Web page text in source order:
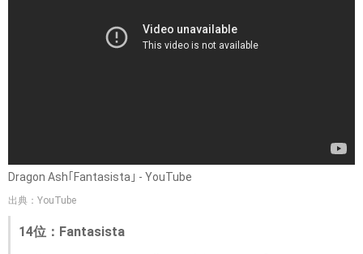
Dragon Ash｢Fantasista｣ - YouTube
出典：YouTube
14位：Fantasista